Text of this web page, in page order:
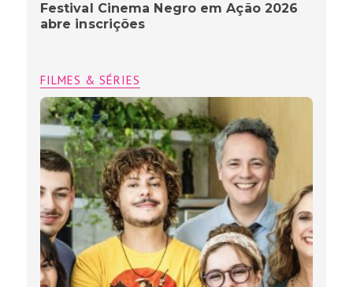
Festival Cinema Negro em Ação 2026
abre inscrições
FILMES & SÉRIES